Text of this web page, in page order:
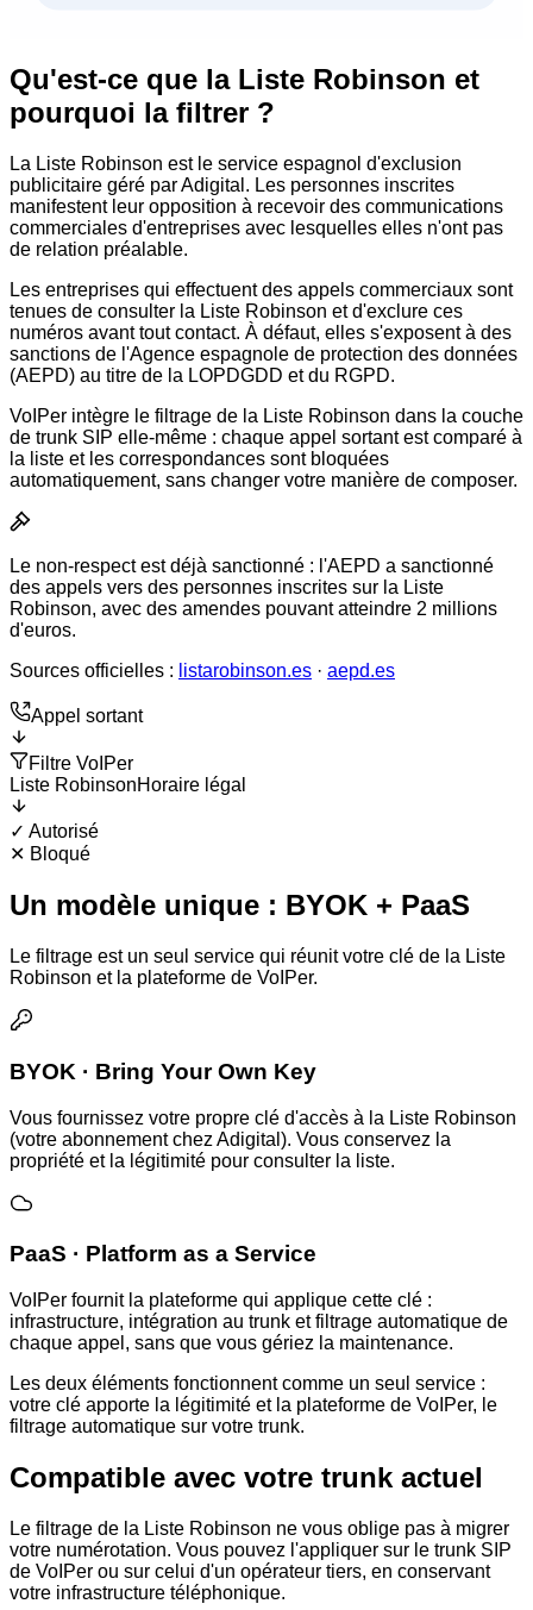
Qu'est-ce que la Liste Robinson et
pourquoi la filtrer ?
La Liste Robinson est le service espagnol d'exclusion
publicitaire géré par Adigital. Les personnes inscrites
manifestent leur opposition à recevoir des communications
commerciales d'entreprises avec lesquelles elles n'ont pas
de relation préalable.
Les entreprises qui effectuent des appels commerciaux sont
tenues de consulter la Liste Robinson et d'exclure ces
numéros avant tout contact. À défaut, elles s'exposent à des
sanctions de l'Agence espagnole de protection des données
(AEPD) au titre de la LOPDGDD et du RGPD.
VoIPer intègre le filtrage de la Liste Robinson dans la couche
de trunk SIP elle-même : chaque appel sortant est comparé à
la liste et les correspondances sont bloquées
automatiquement, sans changer votre manière de composer.
Le non-respect est déjà sanctionné : l'AEPD a sanctionné
des appels vers des personnes inscrites sur la Liste
Robinson, avec des amendes pouvant atteindre 2 millions
d'euros.
Sources officielles : listarobinson.es · aepd.es
Appel sortant
Filtre VoIPer
Liste RobinsonHoraire légal
✓ Autorisé
✕ Bloqué
Un modèle unique : BYOK + PaaS
Le filtrage est un seul service qui réunit votre clé de la Liste
Robinson et la plateforme de VoIPer.
BYOK · Bring Your Own Key
Vous fournissez votre propre clé d'accès à la Liste Robinson
(votre abonnement chez Adigital). Vous conservez la
propriété et la légitimité pour consulter la liste.
PaaS · Platform as a Service
VoIPer fournit la plateforme qui applique cette clé :
infrastructure, intégration au trunk et filtrage automatique de
chaque appel, sans que vous gériez la maintenance.
Les deux éléments fonctionnent comme un seul service :
votre clé apporte la légitimité et la plateforme de VoIPer, le
filtrage automatique sur votre trunk.
Compatible avec votre trunk actuel
Le filtrage de la Liste Robinson ne vous oblige pas à migrer
votre numérotation. Vous pouvez l'appliquer sur le trunk SIP
de VoIPer ou sur celui d'un opérateur tiers, en conservant
votre infrastructure téléphonique.